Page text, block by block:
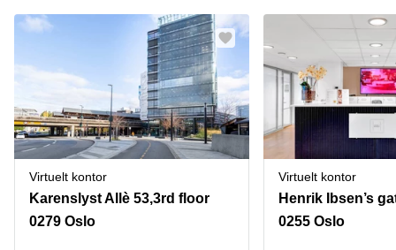
Virtuelt kontor
Karenslyst Allè 53,3rd floor
0279 Oslo
Virtuelt kontor
Henrik Ibsen’s
0255 Oslo